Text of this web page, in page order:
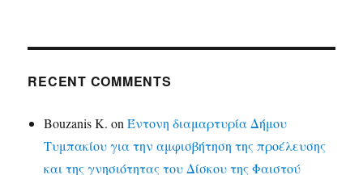
RECENT COMMENTS
Bouzanis K. onΈντονη διαμαρτυρία Δήμου
Τυμπακίου για την αμφισβήτηση της προέλευσης
και της γνησιότητας του Δίσκου της Φαιστού